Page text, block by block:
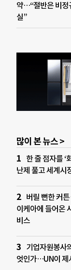
약…“절반은 비정
실”
많이 본 뉴스 >
한 줄 점자를
난제 풀고 세계시
버릴 뻔한 커
이케아에 들어온
비스
기업자원봉사
엇인가…UN이 제